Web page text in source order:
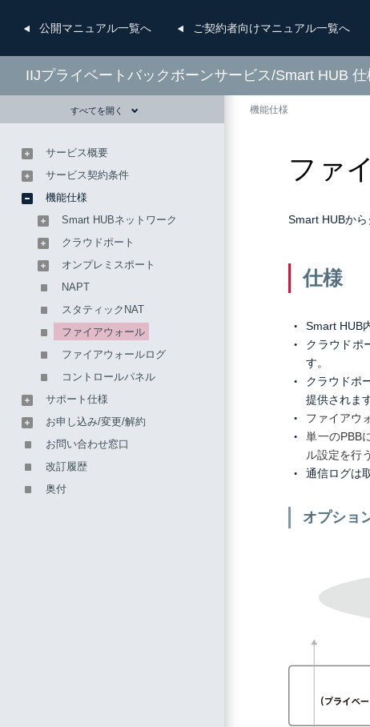
公開マニュアル一覧へ ご契約者向けマニュアル一覧へ
IIJプライベートバックボーンサービス/Smart HUB 仕
機能仕様
ファ
Smart HUBか
仕様
Smart HUB
クラウドポ
す。
クラウドポ
提供されま
ファイアウ
単一のPBB
ル設定を行
通信ログは
オプショ
すべてを開く
サービス概要
サービス契約条件
機能仕様
Smart HUBネットワーク
クラウドポート
オンプレミスポート
NAPT
スタティックNAT
ファイアウォール
ファイアウォールログ
コントロールパネル
サポート仕様
お申し込み/変更/解約
お問い合わせ窓口
改訂履歴
奥付